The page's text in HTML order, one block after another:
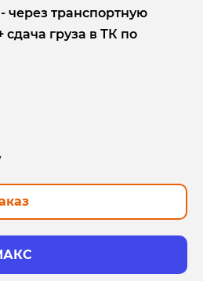
через транспортную
груза в ТК по